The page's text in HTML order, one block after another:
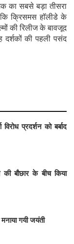
का सबसे बड़ा तीसरा
कि क्रिसमस हॉलीडे के
की रिलीज के बावजूद
की पहली पसंद
प्रदर्शन को बर्बाद
की बौछार के बीच किया
गयी जयंती